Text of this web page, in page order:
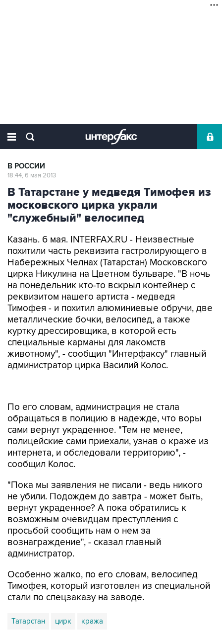
В РОССИИ
18:44, 6 мая 2013
В Татарстане у медведя Тимофея из
московского цирка украли
"служебный" велосипед
Казань. 6 мая. INTERFAX.RU - Неизвестные
похитили часть реквизита гастролирующего в
Набережных Челнах (Татарстан) Московского
цирка Никулина на Цветном бульваре. "В ночь
на понедельник кто-то вскрыл контейнер с
реквизитом нашего артиста - медведя
Тимофея - и похитил алюминиевые обручи, две
металлические бочки, велосипед, а также
куртку дрессировщика, в которой есть
специальные карманы для лакомств
животному", - сообщил "Интерфаксу" главный
администратор цирка Василий Колос.
По его словам, администрация не стала
обращаться в полицию в надежде, что воры
сами вернут украденное. "Тем не менее,
полицейские сами приехали, узнав о краже из
интернета, и обследовали территорию", -
сообщил Колос.
"Пока мы заявления не писали - ведь никого
не убили. Подождем до завтра - может быть,
вернут украденное? А пока обратились к
возможным очевидцам преступления с
просьбой сообщить нам о нем за
вознаграждение", - сказал главный
администратор.
Особенно жалко, по его словам, велосипед
Тимофея, который изготовлен из специальной
стали по спецзаказу на заводе.
Татарстан цирк кража